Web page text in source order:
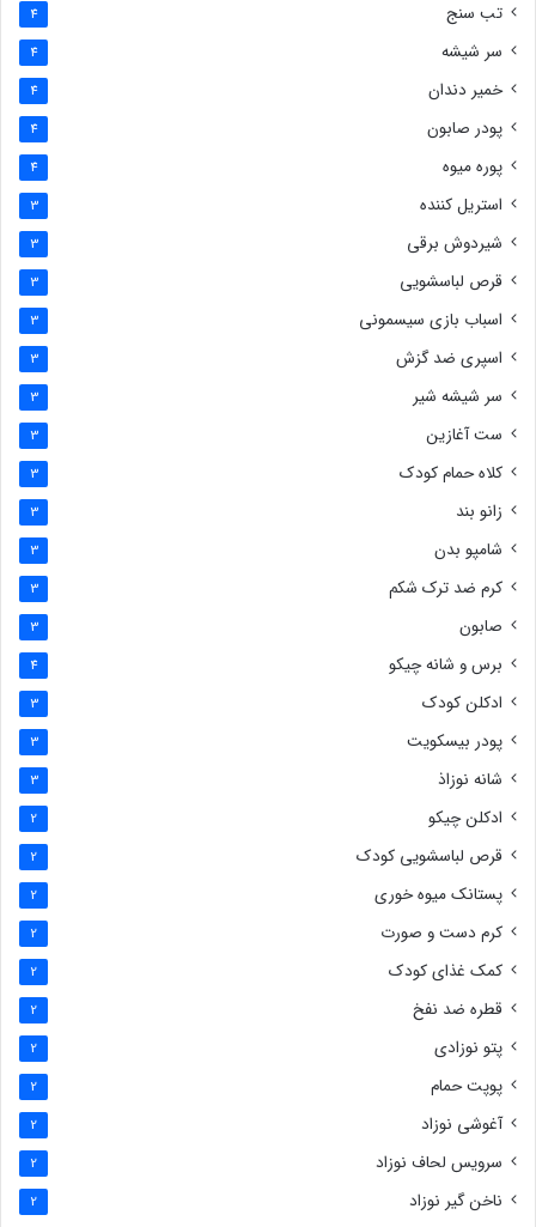
تب سنج 4
سر شیشه 4
خمیر دندان 4
پودر صابون 4
پوره میوه 4
استریل کننده 3
شیردوش برقی 3
قرص لباسشویی 3
اسباب بازی سیسمونی 3
اسپری ضد گزش 3
سر شیشه شیر 3
ست آغازین 3
کلاه حمام کودک 3
زانو بند 3
شامپو بدن 3
کرم ضد ترک شکم 3
صابون 3
برس و شانه چیکو 4
ادکلن کودک 3
پودر بیسکویت 3
شانه نوزاذ 3
ادکلن چیکو 2
قرص لباسشویی کودک 2
پستانک میوه خوری 2
کرم دست و صورت 2
کمک غذای کودک 2
قطره ضد نفخ 2
پتو نوزادی 2
پوپت حمام 2
آغوشی نوزاد 2
سرویس لحاف نوزاد 2
ناخن گیر نوزاد 2